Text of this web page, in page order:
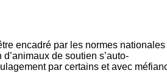
encadré par les normes nationales
de soutien s’auto-
par certains et avec